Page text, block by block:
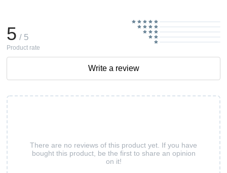
There are no reviews of this product yet. If you have
bought this product, be the first to share an opinion
on it!
5 / 5
Product rate
Write a review